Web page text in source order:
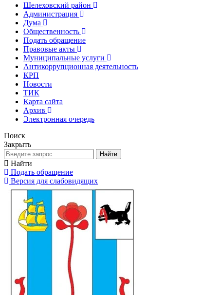
Шелеховский район
Администрация
Дума
Общественность
Подать обращение
Правовые акты
Муниципальные услуги
Антикоррупционная деятельность
КРП
Новости
ТИК
Карта сайта
Архив
Электронная очередь
Поиск
Закрыть
Найти
Найти
Подать обращение
Версия для слабовидящих